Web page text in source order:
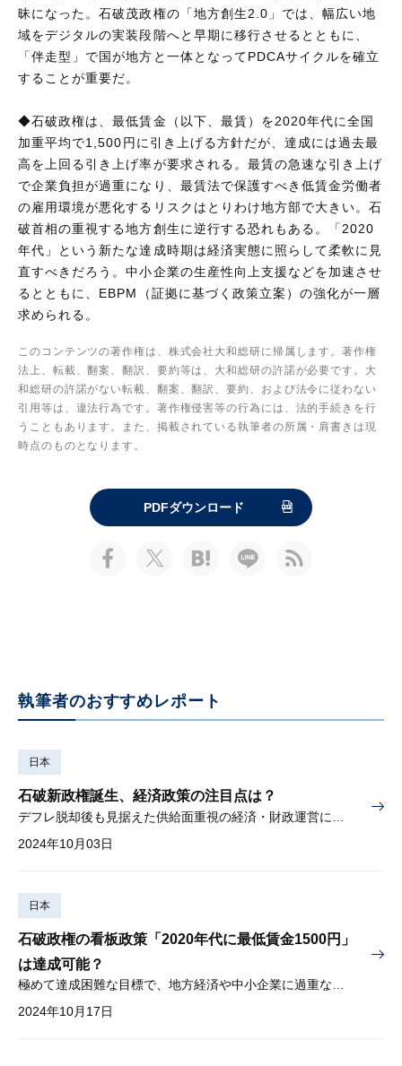
昧になった。石破茂政権の「地方創生2.0」では、幅広い地
域をデジタルの実装段階へと早期に移行させるとともに、
「伴走型」で国が地方と一体となってPDCAサイクルを確立
することが重要だ。
◆石破政権は、最低賃金（以下、最賃）を2020年代に全国
加重平均で1,500円に引き上げる方針だが、達成には過去最
高を上回る引き上げ率が要求される。最賃の急速な引き上げ
で企業負担が過重になり、最賃法で保護すべき低賃金労働者
の雇用環境が悪化するリスクはとりわけ地方部で大きい。石
破首相の重視する地方創生に逆行する恐れもある。「2020
年代」という新たな達成時期は経済実態に照らして柔軟に見
直すべきだろう。中小企業の生産性向上支援などを加速させ
るとともに、EBPM（証拠に基づく政策立案）の強化が一層
求められる。
このコンテンツの著作権は、株式会社大和総研に帰属します。著作権
法上、転載、翻案、翻訳、要約等は、大和総研の許諾が必要です。大
和総研の許諾がない転載、翻案、翻訳、要約、および法令に従わない
引用等は、違法行為です。著作権侵害等の行為には、法的手続きを行
うこともあります。また、掲載されている執筆者の所属・肩書きは現
時点のものとなります。
PDFダウンロード
執筆者のおすすめレポート
日本
石破新政権誕生、経済政策の注目点は？
2024年10月03日
日本
石破政権の看板政策「2020年代に最低賃金1500円」
は達成可能？
極めて達成困難な目標で、地方経済や中小企業に過重な負担の恐れ
2024年10月17日